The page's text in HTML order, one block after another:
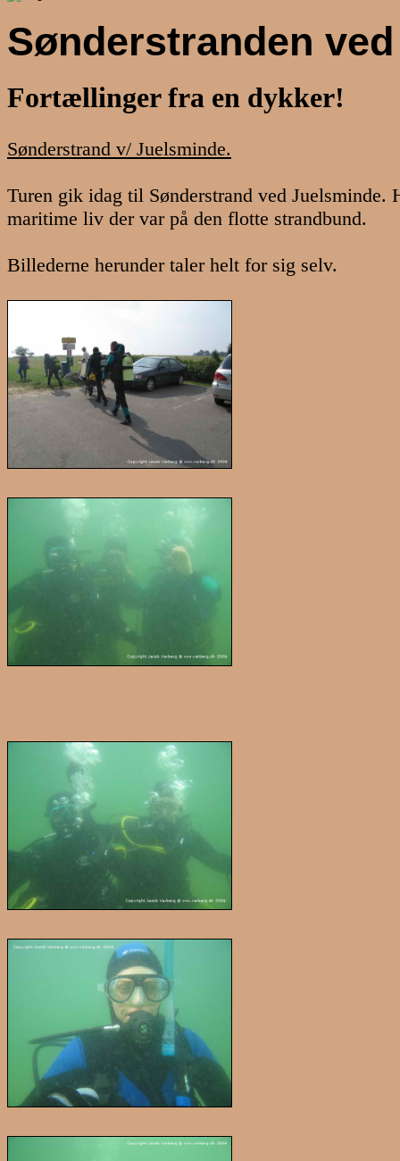
Sønderstranden
Fortællinger fra en dykker!
Sønderstrand v/ Juelsminde.
Turen gik idag til Sønderstrand ved
maritime liv der var på den flotte strandbund.
Billederne herunder taler helt for sig selv.